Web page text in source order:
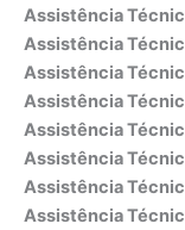
Assistência
Assistência
Assistência
Assistência
Assistência
Assistência
Assistência
Assistência